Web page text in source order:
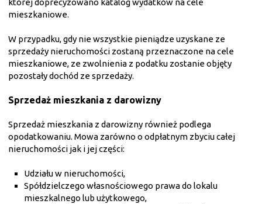
której doprecyzowano katalog wydatków na cele
mieszkaniowe.
W przypadku, gdy nie wszystkie pieniądze uzyskane ze
sprzedaży nieruchomości zostaną przeznaczone na cele
mieszkaniowe, ze zwolnienia z podatku zostanie objęty
pozostały dochód ze sprzedaży.
Sprzedaż mieszkania z darowizny
Sprzedaż mieszkania z darowizny również podlega
opodatkowaniu. Mowa zarówno o odpłatnym zbyciu całej
nieruchomości jak i jej części:
Udziału w nieruchomości,
Spółdzielczego własnościowego prawa do lokalu
mieszkalnego lub użytkowego,